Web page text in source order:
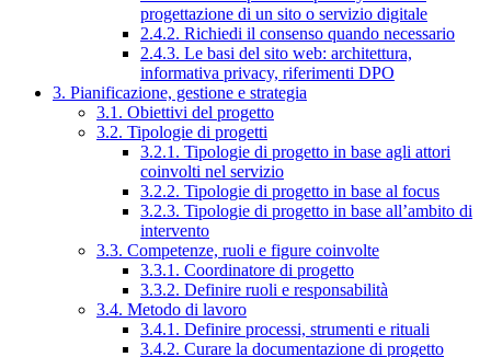
progettazione di un sito o servizio digitale
2.4.2. Richiedi il consenso quando necessario
2.4.3. Le basi del sito web: architettura,
informativa privacy, riferimenti DPO
3. Pianificazione, gestione e strategia
3.1. Obiettivi del progetto
3.2. Tipologie di progetti
3.2.1. Tipologie di progetto in base agli attori
coinvolti nel servizio
3.2.2. Tipologie di progetto in base al focus
3.2.3. Tipologie di progetto in base all’ambito di
intervento
3.3. Competenze, ruoli e figure coinvolte
3.3.1. Coordinatore di progetto
3.3.2. Definire ruoli e responsabilità
3.4. Metodo di lavoro
3.4.1. Definire processi, strumenti e rituali
3.4.2. Curare la documentazione di progetto